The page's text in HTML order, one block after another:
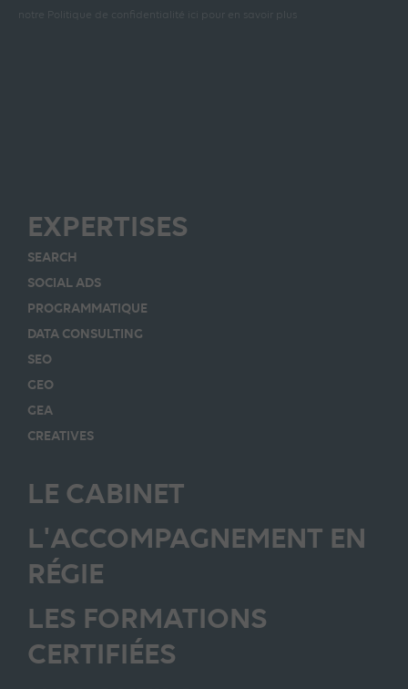
notre Politique de confidentialité ici pour en savoir plus
EXPERTISES
SEARCH
SOCIAL ADS
PROGRAMMATIQUE
DATA CONSULTING
SEO
GEO
GEA
CREATIVES
LE CABINET
L'ACCOMPAGNEMENT EN
RÉGIE
LES FORMATIONS
CERTIFIÉES